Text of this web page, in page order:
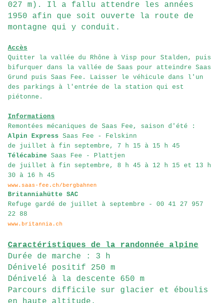
027 m). Il a fallu attendre les années
1950 afin que soit ouverte la route de
montagne qui y conduit.
Accès
Quitter la vallée du Rhône à Visp pour Stalden, puis
bifurquer dans la vallée de Saas pour atteindre Saas
Grund puis Saas Fee. Laisser le véhicule dans l'un
des parkings à l'entrée de la station qui est
piétonne.
Informations
Remontées mécaniques de Saas Fee, saison d'été :
Alpin Express Saas Fee - Felskinn
de juillet à fin septembre, 7 h 15 à 15 h 45
Télécabine Saas Fee - Plattjen
de juillet à fin septembre, 8 h 45 à 12 h 15 et 13 h
30 à 16 h 45
www.saas-fee.ch/bergbahnen
Britanniahütte SAC
Refuge gardé de juillet à septembre - 00 41 27 957
22 88
www.britannia.ch
Caractéristiques de la randonnée alpine
Durée de marche : 3 h
Dénivelé positif 250 m
Dénivelé à la descente 650 m
Parcours difficile sur glacier et éboulis